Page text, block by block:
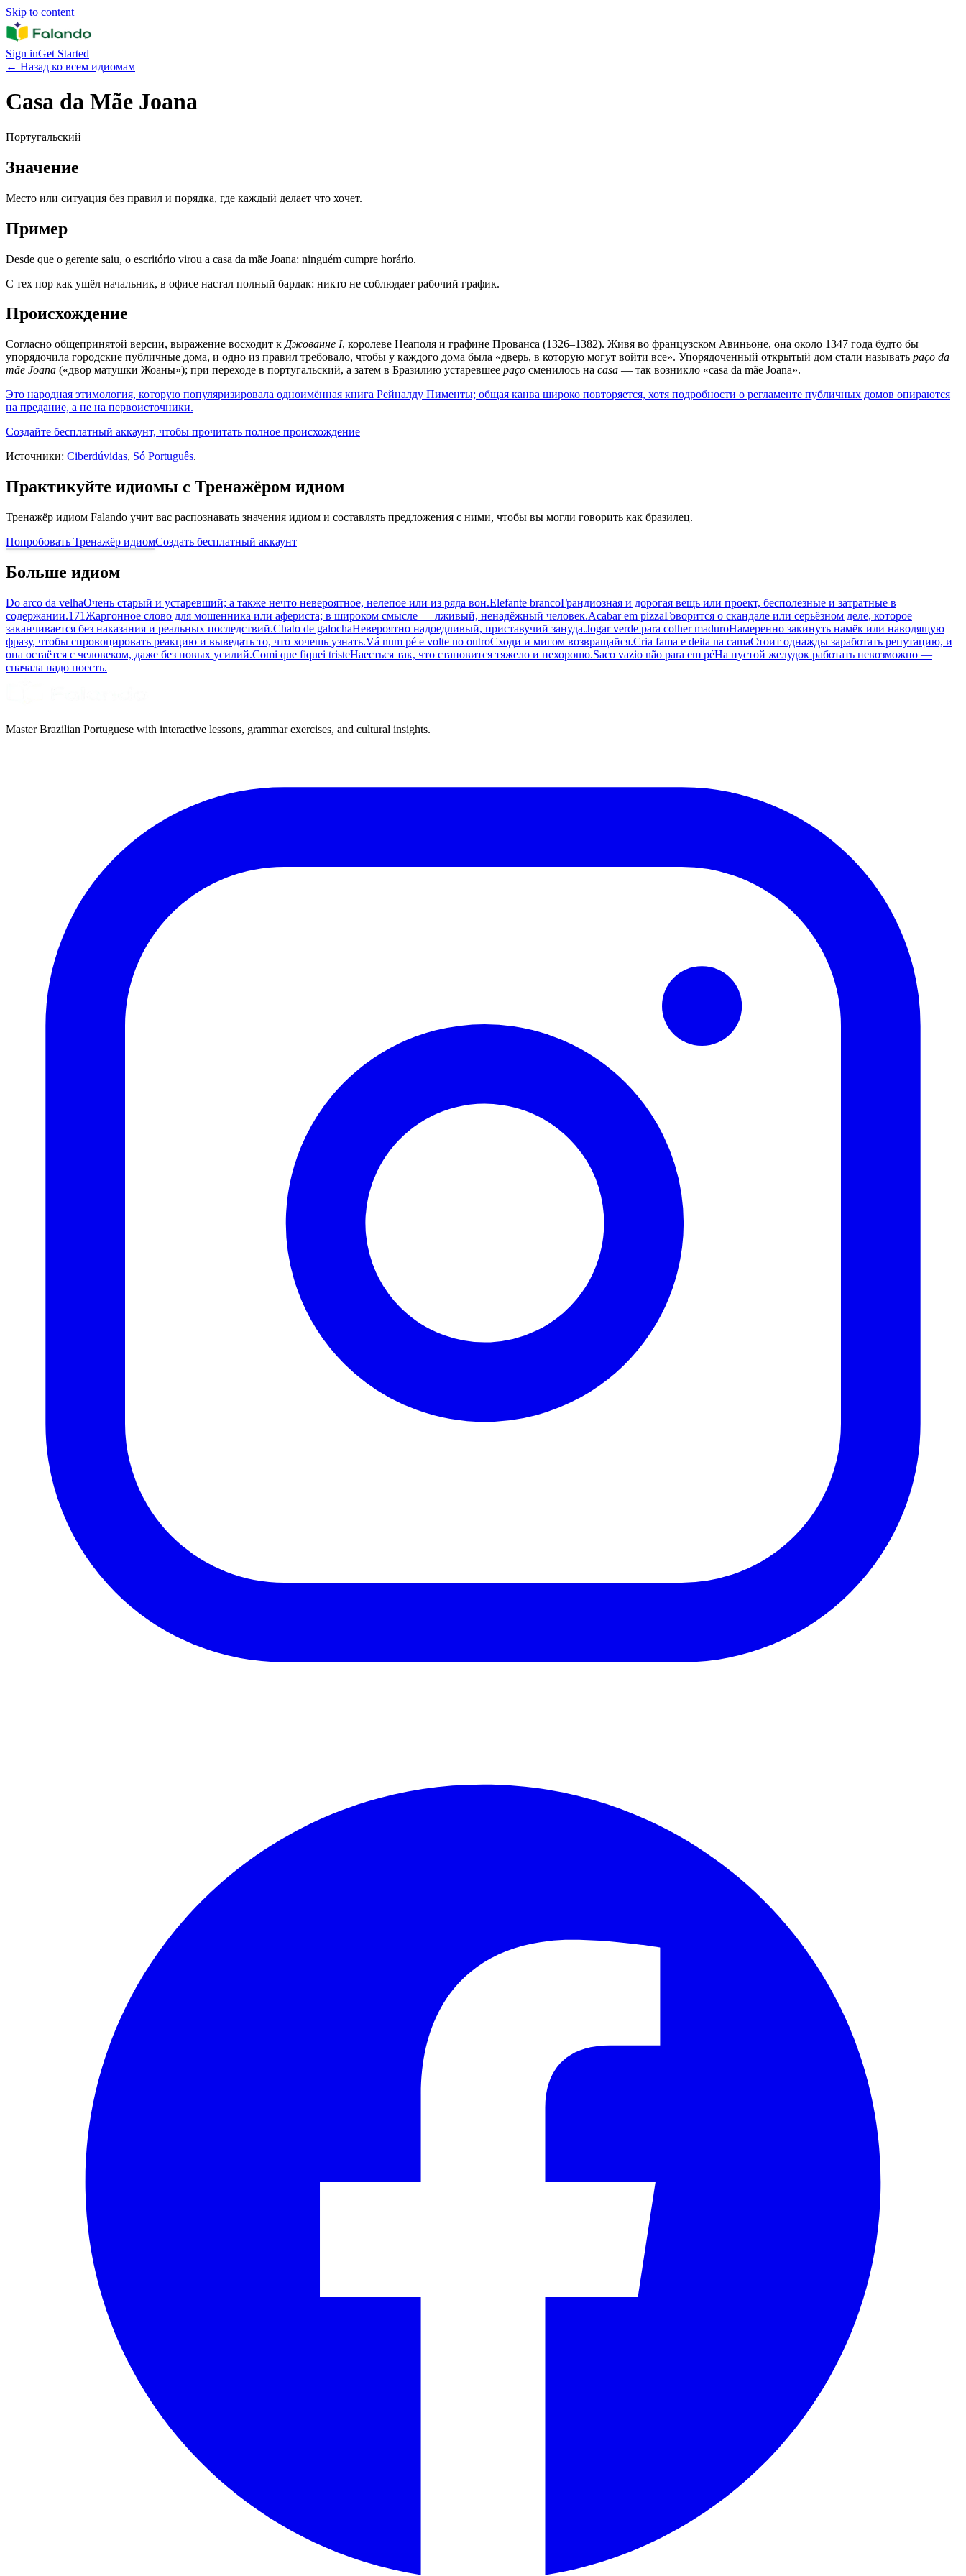
Skip to content
Sign inGet Started
← Назад ко всем идиомам
Casa da Mãe Joana
Португальский
Значение
Место или ситуация без правил и порядка, где каждый делает что хочет.
Пример
Desde que o gerente saiu, o escritório virou a casa da mãe Joana: ninguém cumpre horário.
С тех пор как ушёл начальник, в офисе настал полный бардак: никто не соблюдает рабочий график.
Происхождение
Согласно общепринятой версии, выражение восходит к Джованне I, королеве Неаполя и графине Прованса (1326–1382). Живя во французском Авиньоне, она около 1347 года будто бы
упорядочила городские публичные дома, и одно из правил требовало, чтобы у каждого дома была «дверь, в которую могут войти все». Упорядоченный открытый дом стали называть paço da
mãe Joana («двор матушки Жоаны»); при переходе в португальский, а затем в Бразилию устаревшее paço сменилось на casa — так возникло «casa da mãe Joana».
Это народная этимология, которую популяризировала одноимённая книга Рейналду Пименты; общая канва широко повторяется, хотя подробности о регламенте публичных домов опираются
на предание, а не на первоисточники.
Создайте бесплатный аккаунт, чтобы прочитать полное происхождение
Источники: Ciberdúvidas, Só Português.
Практикуйте идиомы с Тренажёром идиом
Тренажёр идиом Falando учит вас распознавать значения идиом и составлять предложения с ними, чтобы вы могли говорить как бразилец.
Попробовать Тренажёр идиомСоздать бесплатный аккаунт
Больше идиом
Do arco da velhaОчень старый и устаревший; а также нечто невероятное, нелепое или из ряда вон.Elefante brancoГрандиозная и дорогая вещь или проект, бесполезные и затратные в
содержании.171Жаргонное слово для мошенника или афериста; в широком смысле — лживый, ненадёжный человек.Acabar em pizzaГоворится о скандале или серьёзном деле, которое
заканчивается без наказания и реальных последствий.Chato de galochaНевероятно надоедливый, приставучий зануда.Jogar verde para colher maduroНамеренно закинуть намёк или наводящую
фразу, чтобы спровоцировать реакцию и выведать то, что хочешь узнать.Vá num pé e volte no outroСходи и мигом возвращайся.Cria fama e deita na camaСтоит однажды заработать репутацию, и
она остаётся с человеком, даже без новых усилий.Comi que fiquei tristeНаесться так, что становится тяжело и нехорошо.Saco vazio não para em péНа пустой желудок работать невозможно —
сначала надо поесть.
Master Brazilian Portuguese with interactive lessons, grammar exercises, and cultural insights.